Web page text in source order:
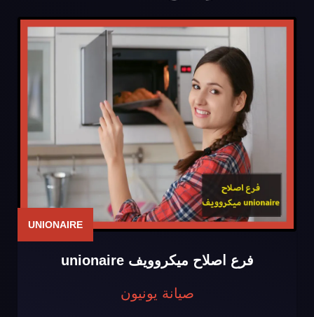
UNIONAIRE
فرع اصلاح ميكروويف unionaire
صيانة يونيون